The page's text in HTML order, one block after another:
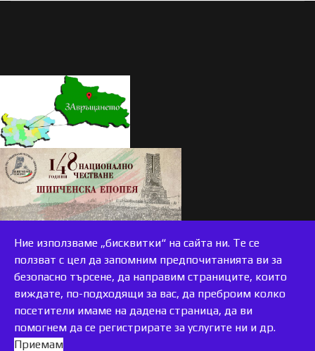
Ние използваме „бисквитки“ на сайта ни. Те се
ползват с цел да запомним предпочитанията ви за
безопасно търсене, да направим страниците, които
виждате, по-подходящи за вас, да преброим колко
посетители имаме на дадена страница, да ви
помогнем да се регистрирате за услугите ни и др.
Приемам
accessible